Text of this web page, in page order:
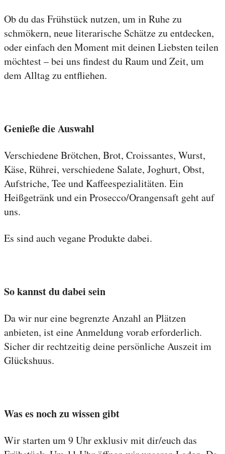
Ob du das Frühstück nutzen, um in Ruhe zu
schmökern, neue literarische Schätze zu entdecken,
oder einfach den Moment mit deinen Liebsten teilen
möchtest – bei uns findest du Raum und Zeit, um
dem Alltag zu entfliehen.
Genieße die Auswahl
Verschiedene Brötchen, Brot, Croissantes, Wurst,
Käse, Rührei, verschiedene Salate, Joghurt, Obst,
Aufstriche, Tee und Kaffeespezialitäten. Ein
Heißgetränk und ein Prosecco/Orangensaft geht auf
uns.
Es sind auch vegane Produkte dabei.
So kannst du dabei sein
Da wir nur eine begrenzte Anzahl an Plätzen
anbieten, ist eine Anmeldung vorab erforderlich.
Sicher dir rechtzeitig deine persönliche Auszeit im
Glückshuus.
Was es noch zu wissen gibt
Wir starten um 9 Uhr exklusiv mit dir/euch das